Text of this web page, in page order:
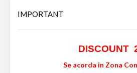
IMPORTANT
DISCOUNT
Se acorda in Zona